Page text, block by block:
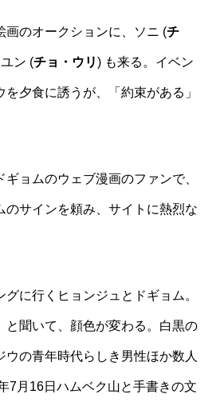
画のオークションに、ソニ (チ
ン (チョ・ウリ) も来る。イベン
を夕食に誘うが、「約束がある」
ョムのウェブ漫画のファンで、
のサインを頼み、サイトに熱烈な
に行くヒョンジュとドギョム。
と聞いて、顔色が変わる。白黒の
ウの青年時代らしき男性ほか数人
7月16日ハムベク山と手書きの文